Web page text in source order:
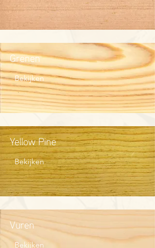
Grenen
Bekijken
Yellow Pine
Bekijken
Vuren
Bekijken